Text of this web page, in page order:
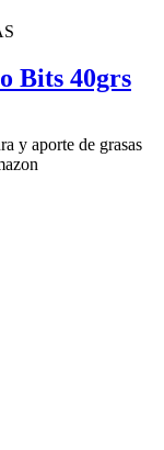
Bits 40grs
y aporte de grasas